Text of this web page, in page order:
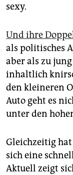
sexy.
Und ihre
als politisches
aber als zu
inhaltlich
den kleineren
Auto geht es
unter den
Gleichzeitig
sich eine
Aktuell zeigt